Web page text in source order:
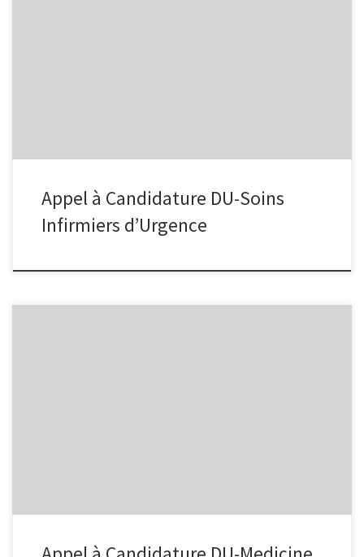
Appel à Candidature DU-Soins
Infirmiers d’Urgence